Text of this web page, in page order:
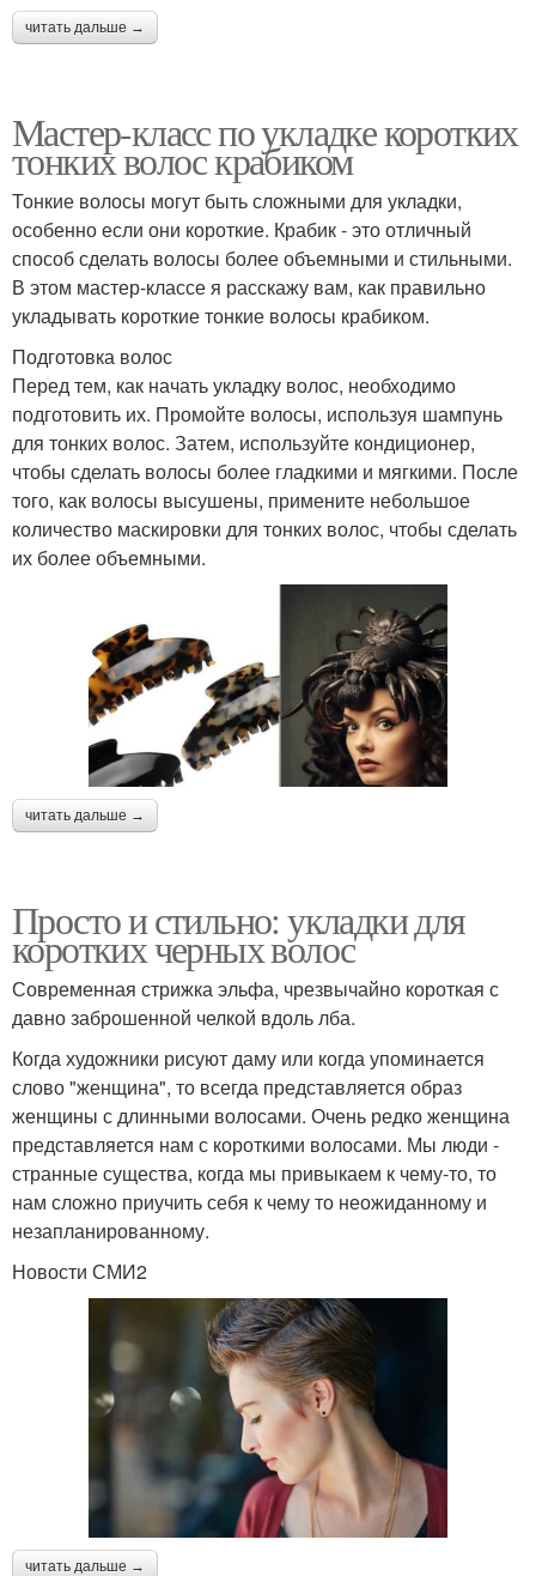
читать дальше →
Мастер-класс по укладке коротких
тонких волос крабиком
Тонкие волосы могут быть сложными для укладки,
особенно если они короткие. Крабик - это отличный
способ сделать волосы более объемными и стильными.
В этом мастер-классе я расскажу вам, как правильно
укладывать короткие тонкие волосы крабиком.
Подготовка волос
Перед тем, как начать укладку волос, необходимо
подготовить их. Промойте волосы, используя шампунь
для тонких волос. Затем, используйте кондиционер,
чтобы сделать волосы более гладкими и мягкими. После
того, как волосы высушены, примените небольшое
количество маскировки для тонких волос, чтобы сделать
их более объемными.
читать дальше →
Просто и стильно: укладки для
коротких черных волос
Современная стрижка эльфа, чрезвычайно короткая с
давно заброшенной челкой вдоль лба.
Когда художники рисуют даму или когда упоминается
слово "женщина", то всегда представляется образ
женщины с длинными волосами. Очень редко женщина
представляется нам с короткими волосами. Мы люди -
странные существа, когда мы привыкаем к чему-то, то
нам сложно приучить себя к чему то неожиданному и
незапланированному.
Новости СМИ2
читать дальше →